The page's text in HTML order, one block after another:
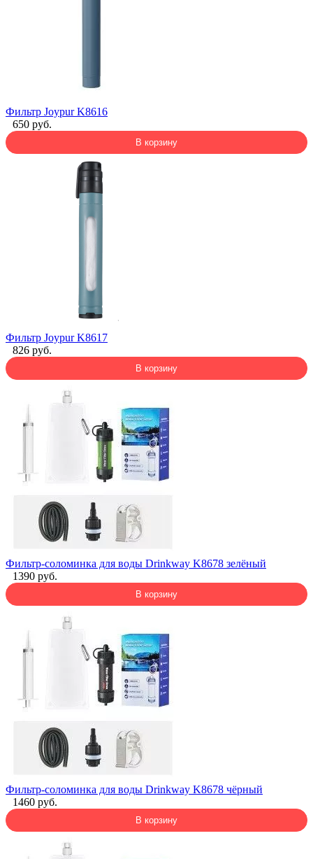
Фильтр Joypur K8616
650 руб.
В корзину
Фильтр Joypur K8617
826 руб.
В корзину
Фильтр-соломинка для воды Drinkway K8678 зелёный
1390 руб.
В корзину
Фильтр-соломинка для воды Drinkway K8678 чёрный
1460 руб.
В корзину